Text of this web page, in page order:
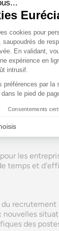
des
pourvoir les
permet une
De
aux
sur la qualité
de la
les
temps et
nouvelles
des